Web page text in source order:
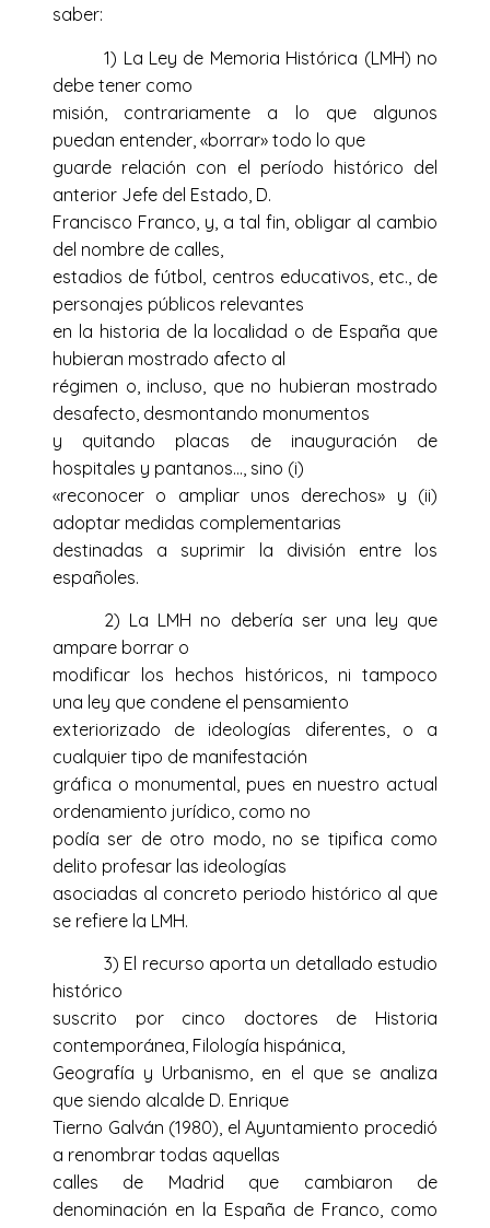
saber:
1) La Ley de Memoria Histórica (LMH) no
debe tener como
misión, contrariamente a lo que algunos
puedan entender, «borrar» todo lo que
guarde relación con el período histórico del
anterior Jefe del Estado, D.
Francisco Franco, y, a tal fin, obligar al cambio
del nombre de calles,
estadios de fútbol, centros educativos, etc., de
personajes públicos relevantes
en la historia de la localidad o de España que
hubieran mostrado afecto al
régimen o, incluso, que no hubieran mostrado
desafecto, desmontando monumentos
y quitando placas de inauguración de
hospitales y pantanos…, sino (i)
«reconocer o ampliar unos derechos» y (ii)
adoptar medidas complementarias
destinadas a suprimir la división entre los
españoles.
2) La LMH no debería ser una ley que
ampare borrar o
modificar los hechos históricos, ni tampoco
una ley que condene el pensamiento
exteriorizado de ideologías diferentes, o a
cualquier tipo de manifestación
gráfica o monumental, pues en nuestro actual
ordenamiento jurídico, como no
podía ser de otro modo, no se tipifica como
delito profesar las ideologías
asociadas al concreto periodo histórico al que
se refiere la LMH.
3) El recurso aporta un detallado estudio
histórico
suscrito por cinco doctores de Historia
contemporánea, Filología hispánica,
Geografía y Urbanismo, en el que se analiza
que siendo alcalde D. Enrique
Tierno Galván (1980), el Ayuntamiento procedió
a renombrar todas aquellas
calles de Madrid que cambiaron de
denominación en la España de Franco, como